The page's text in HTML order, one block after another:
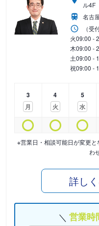
ル4F
名古
（受
火09:00 -
木09:00 -
土09:00 -
祝09:00 -
3
月
4
火
5
水
※営業日・相談可能日が変更
わ
詳し
営業時